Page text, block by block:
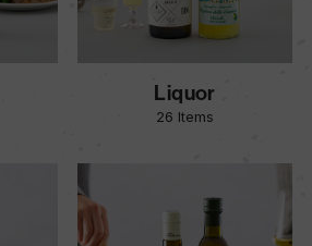
Liquor
26 Items